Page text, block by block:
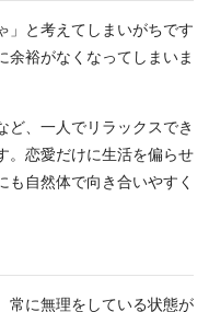
」と考えてしまいがちです
余裕がなくなってしまいま
ど、一人でリラックスでき
。恋愛だけに生活を偏らせ
自然体で向き合いやすく
常に無理をしている状態が